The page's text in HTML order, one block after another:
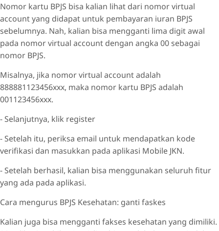
Nomor kartu BPJS bisa kalian lihat dari nomor virtual
account yang didapat untuk pembayaran iuran BPJS
sebelumnya. Nah, kalian bisa mengganti lima digit awal
pada nomor virtual account dengan angka 00 sebagai
nomor BPJS.
Misalnya, jika nomor virtual account adalah
888881123456xxx, maka nomor kartu BPJS adalah
001123456xxx.
- Selanjutnya, klik register
- Setelah itu, periksa email untuk mendapatkan kode
verifikasi dan masukkan pada aplikasi Mobile JKN.
- Setelah berhasil, kalian bisa menggunakan seluruh fitur
yang ada pada aplikasi.
Cara mengurus BPJS Kesehatan: ganti faskes
Kalian juga bisa mengganti fakses kesehatan yang dimiliki.